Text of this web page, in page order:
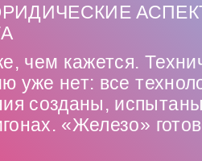
чем кажется.
уже нет: все
созданы,
«Железо»